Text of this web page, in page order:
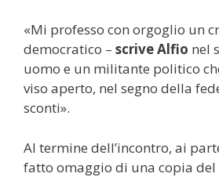
«Mi professo con orgoglio un
democratico – scrive Alfio nel
uomo e un militante politico
viso aperto, nel segno della
sconti».
Al termine dell’incontro, ai
fatto omaggio di una copia